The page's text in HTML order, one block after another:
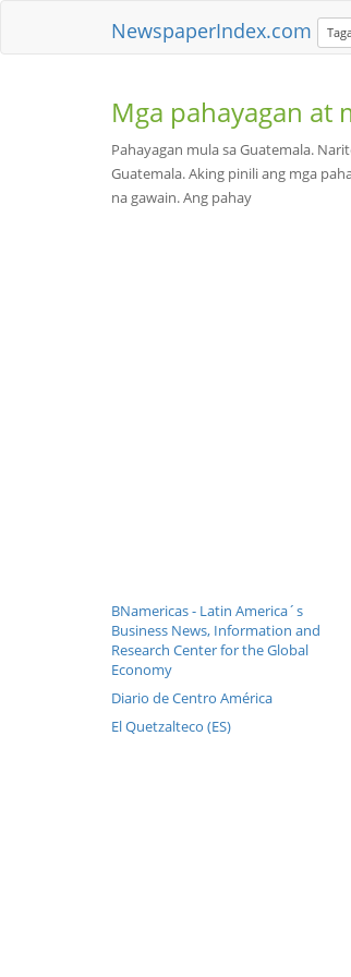
NewspaperIndex.com
Mga pahayagan at
Pahayagan mula sa Guatemala.
Guatemala. Aking pinili ang mga
na gawain. Ang pahay
BNamericas - Latin America´s
Business News, Information and
Research Center for the Global
Economy
Diario de Centro América
El Quetzalteco (ES)